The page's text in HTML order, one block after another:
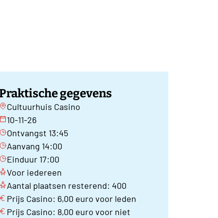
gegevens
Cultuurhuis Casino
10-11-26
Ontvangst 13:45
Aanvang 14:00
Einduur 17:00
Voor iedereen
Aantal plaatsen resterend: 400
Prijs Casino: 6,00 euro voor leden
Prijs Casino: 8,00 euro voor niet